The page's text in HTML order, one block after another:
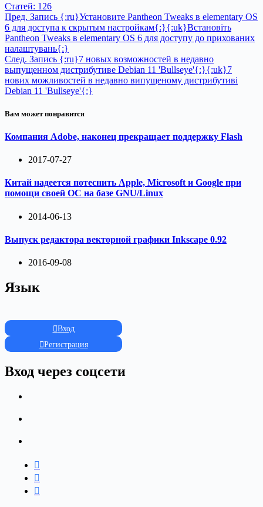
Статей: 126
Пред. Запись {:ru}Установите Pantheon Tweaks в elementary OS
6 для доступа к скрытым настройкам{:}{:uk}Встановіть
Pantheon Tweaks в elementary OS 6 для доступу до прихованих
налаштувань{:}
След. Запись {:ru}7 новых возможностей в недавно
выпущенном дистрибутиве Debian 11 'Bullseye'{:}{:uk}7
нових можливостей в недавно випущеному дистрибутиві
Debian 11 'Bullseye'{:}
Вам может понравится
Компания Adobe, наконец прекращает поддержку Flash
2017-07-27
Китай надеется потеснить Apple, Microsoft и Google при
помощи своей ОС на базе GNU/Linux
2014-06-13
Выпуск редактора векторной графики Inkscape 0.92
2016-09-08
Язык
Вход
Регистрация
Вход через соцсети